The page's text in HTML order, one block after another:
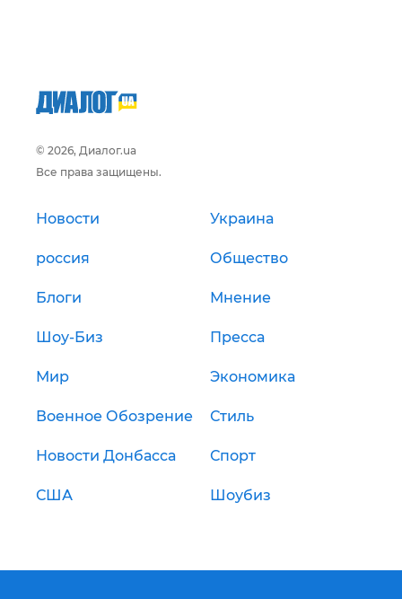
© 2026, Диалог.ua
Все права защищены.
Новости Украина
россия Общество
Блоги Мнение
Шоу-Биз Пресса
Мир Экономика
Военное Обозрение Стиль
Новости Донбасса Спорт
США Шоубиз